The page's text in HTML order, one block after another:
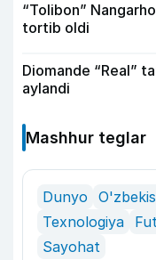
“Tolibon”
tortib oldi
Diomande “Real”
aylandi
Mashhur teglar
Dunyo
Texnologiya
Sayohat